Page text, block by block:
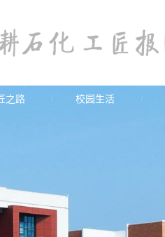
之路 校园生活